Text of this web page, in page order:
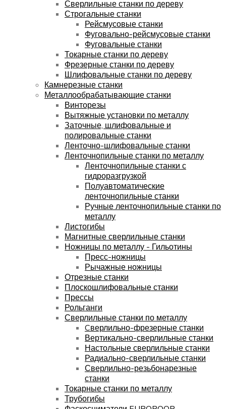
Сверлильные станки по дереву
Строгальные станки
Рейсмусовые станки
Фуговально-рейсмусовые станки
Фуговальные станки
Токарные станки по дереву
Фрезерные станки по дереву
Шлифовальные станки по дереву
Камнерезные станки
Металлообрабатывающие станки
Винторезы
Вытяжные установки по металлу
Заточные, шлифовальные и
полировальные станки
Ленточно-шлифовальные станки
Ленточнопильные станки по металлу
Ленточнопильные станки с
гидроразгрузкой
Полуавтоматические
ленточнопильные станки
Ручные ленточнопильные станки по
металлу
Листогибы
Магнитные сверлильные станки
Ножницы по металлу - Гильотины
Пресс-ножницы
Рычажные ножницы
Отрезные станки
Плоскошлифовальные станки
Прессы
Рольганги
Сверлильные станки по металлу
Cверлильно-фрезерные станки
Вертикально-сверлильные станки
Настольные сверлильные станки
Радиально-сверлильные станки
Сверлильно-резьбонарезные
станки
Токарные станки по металлу
Трубогибы